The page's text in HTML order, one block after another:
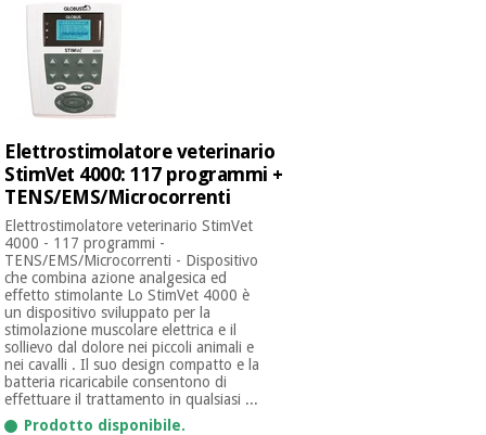
Elettrostimolatore veterinario
StimVet 4000: 117 programmi +
TENS/EMS/Microcorrenti
Elettrostimolatore veterinario StimVet
4000 - 117 programmi -
TENS/EMS/Microcorrenti - Dispositivo
che combina azione analgesica ed
effetto stimolante Lo StimVet 4000 è
un dispositivo sviluppato per la
stimolazione muscolare elettrica e il
sollievo dal dolore nei piccoli animali e
nei cavalli . Il suo design compatto e la
batteria ricaricabile consentono di
effettuare il trattamento in qualsiasi ...
Prodotto disponibile.